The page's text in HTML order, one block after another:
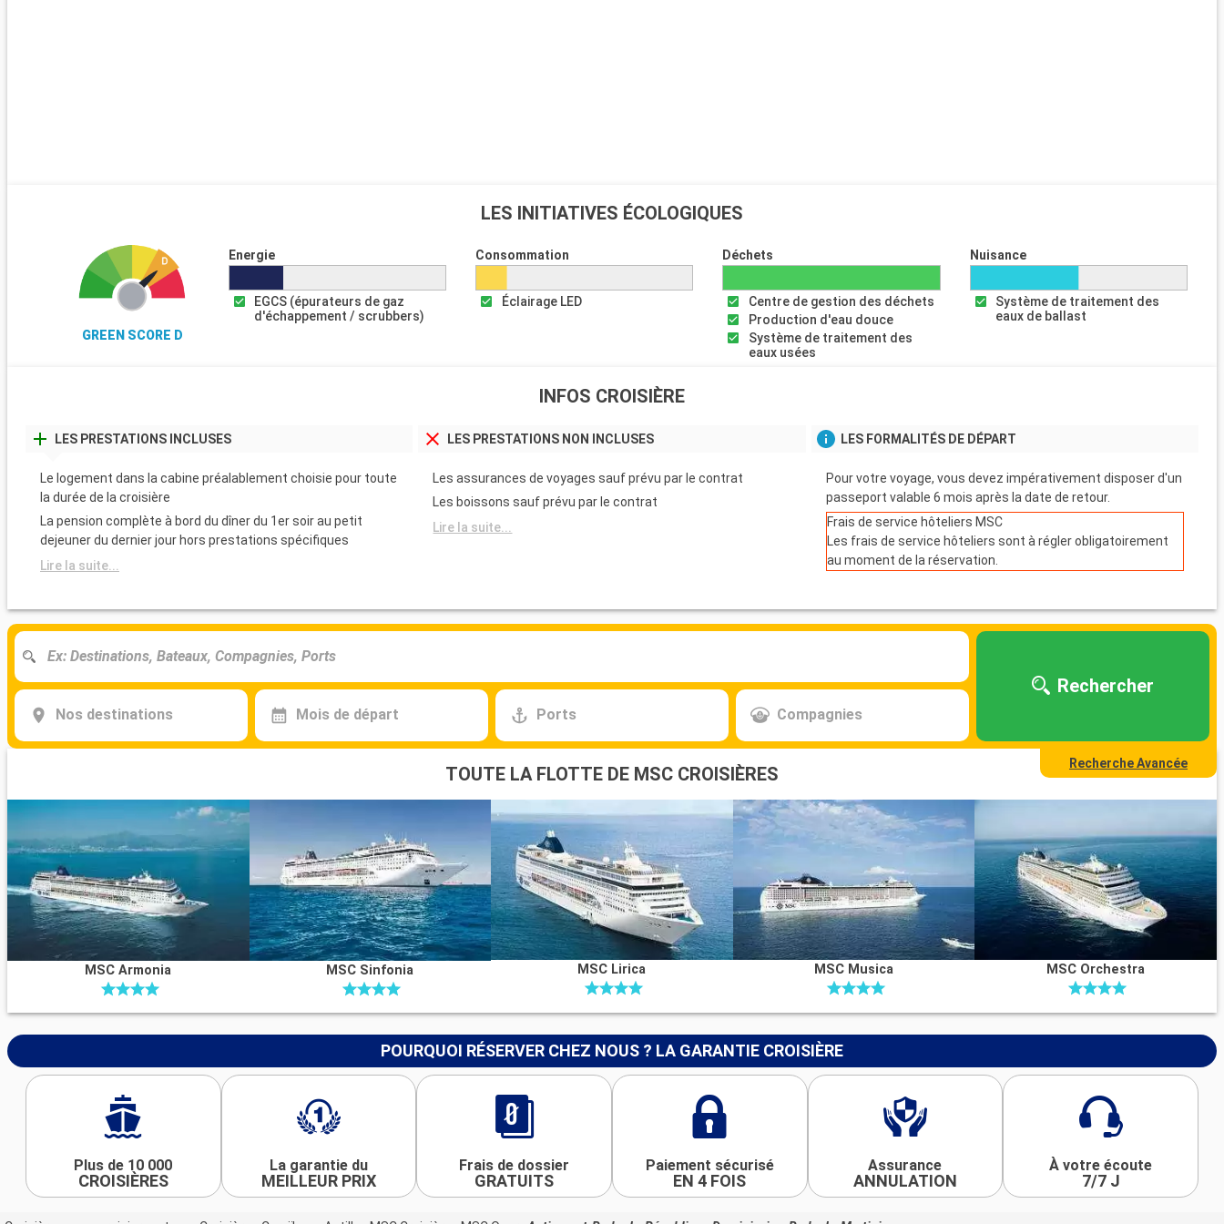
LES INITIATIVES ÉCOLOGIQUES
GREEN SCORE D
Energie
EGCS (épurateurs de gaz
d'échappement / scrubbers)
Consommation
Éclairage LED
Déchets
Centre de gestion des déchets
Production d'eau douce
Système de traitement des
eaux usées
Nuisance
Système de traitement des
eaux de ballast
INFOS CROISIÈRE
LES PRESTATIONS INCLUSES
Le logement dans la cabine préalablement choisie pour toute
la durée de la croisière
La pension complète à bord du dîner du 1er soir au petit
dejeuner du dernier jour hors prestations spécifiques
Lire la suite...
LES PRESTATIONS NON INCLUSES
Les assurances de voyages sauf prévu par le contrat
Les boissons sauf prévu par le contrat
Lire la suite...
LES FORMALITÉS DE DÉPART
Pour votre voyage, vous devez impérativement disposer d'un
passeport valable 6 mois après la date de retour.
Frais de service hôteliers MSC
Les frais de service hôteliers sont à régler obligatoirement
au moment de la réservation.
Nos destinations Mois de départ Ports Compagnies
Rechercher
Recherche Avancée
TOUTE LA FLOTTE DE MSC CROISIÈRES
MSC Armonia MSC Sinfonia MSC Lirica MSC Musica MSC Orchestra
POURQUOI RÉSERVER CHEZ NOUS ? LA GARANTIE CROISIÈRE
Plus de 10 000
CROISIÈRES
La garantie du
MEILLEUR PRIX
Frais de dossier
GRATUITS
Paiement sécurisé
EN 4 FOIS
Assurance
ANNULATION
À votre écoute
7/7 J